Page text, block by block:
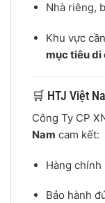
Nhà riêng,
Khu vực cần
mục tiêu di
🛒 HTJ Việt
Công Ty CP
Nam cam kết:
Hàng chính
Bảo hành